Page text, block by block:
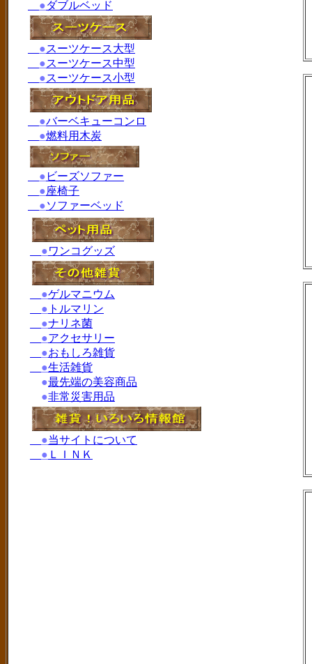
●ダブルベッド
●スーツケース大型
●スーツケース中型
●スーツケース小型
●バーベキューコンロ
●燃料用木炭
● ビーズソファー
●座椅子
●ソファーベッド
●ワンコグッズ
●ゲルマニウム
● トルマリン
●ナリネ菌
●アクセサリー
●おもしろ雑貨
●生活雑貨
●最先端の美容商品
●非常災害用品
●当サイトについて
● ＬＩＮＫ